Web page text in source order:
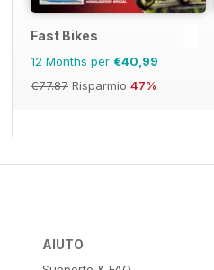
Fast Bikes
12 Months per €40,99
€77.87 Risparmio 47%
AIUTO